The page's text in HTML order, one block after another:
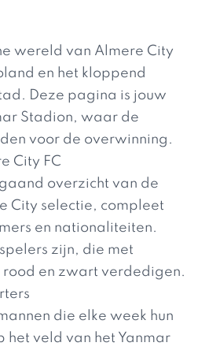
wereld van Almere City
en het kloppend
Deze pagina is jouw
Stadion, waar de
voor de overwinning.
City FC
overzicht van de
City selectie, compleet
en nationaliteiten.
zijn, die met
en zwart verdedigen.
die elke week hun
het veld van het Yanmar